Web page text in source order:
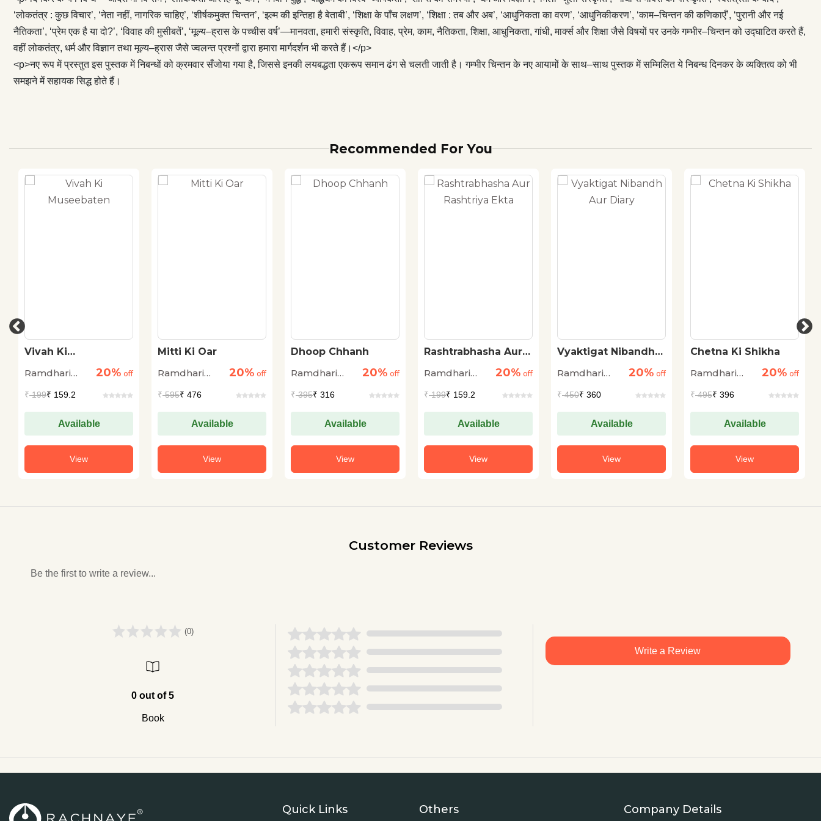
सहायक सिद्ध होते हैं।
‘लोकतंत्र : कुछ विचार’, ‘नेता नहीं, नागरिक चाहिए’, ‘शीर्षकमुक्त चिन्तन’, ‘इल्म की इन्तिहा है बेताबी’, ‘शिक्षा के पाँच लक्षण’, ‘शिक्षा : तब और अब’, ‘आधुनिकता का वरण’, ‘आधुनिकीकरण’, ‘काम–चिन्तन की कणिकाएँ’, ‘पुरानी और नई
नैतिकता’, ‘प्रेम एक है या दो?’, ‘विवाह की मुसीबतें’, ‘मूल्य–ह्रास के पच्चीस वर्ष’—मानवता, हमारी संस्कृति, विवाह, प्रेम, काम, नैतिकता, शिक्षा, आधुनिकता, गांधी, मार्क्स और शिक्षा जैसे विषयों पर उनके गम्भीर–चिन्तन को उद्घाटित करते हैं,
वहीं लोकतंत्र, धर्म और विज्ञान तथा मूल्य–ह्रास जैसे ज्वलन्त प्रश्नों द्वारा हमारा मार्गदर्शन भी करते हैं।</p>
<p>नए रूप में प्रस्तुत इस पुस्तक में निबन्धों को क्रमवार सँजोया गया है, जिससे इनकी लयबद्धता एकरूप समान ढंग से चलती जाती है। गम्भीर चिन्तन के नए आयामों के साथ–साथ पुस्तक में सम्मिलित ये निबन्ध दिनकर के व्यक्तित्व को भी
समझने में सहायक सिद्ध होते हैं।
Recommended For You
Vivah Ki
Ramdhari
20% off
₹199₹ 159.2
Available
View
Mitti Ki Oar
Ramdhari
20% off
₹595₹ 476
Available
View
Dhoop Chhanh
Ramdhari
20% off
₹395₹ 316
Available
View
Rashtrabhasha Aur
Ramdhari
20% off
₹199₹ 159.2
Available
View
Vyaktigat Nibandh
Ramdhari
20% off
₹450₹ 360
Available
View
Chetna Ki Shikha
Ramdhari
20% off
₹495₹ 396
Available
View
Customer Reviews
Be the first to write a review...
(0)
0 out of 5
Book
Write a Review
Quick Links Others Company Details